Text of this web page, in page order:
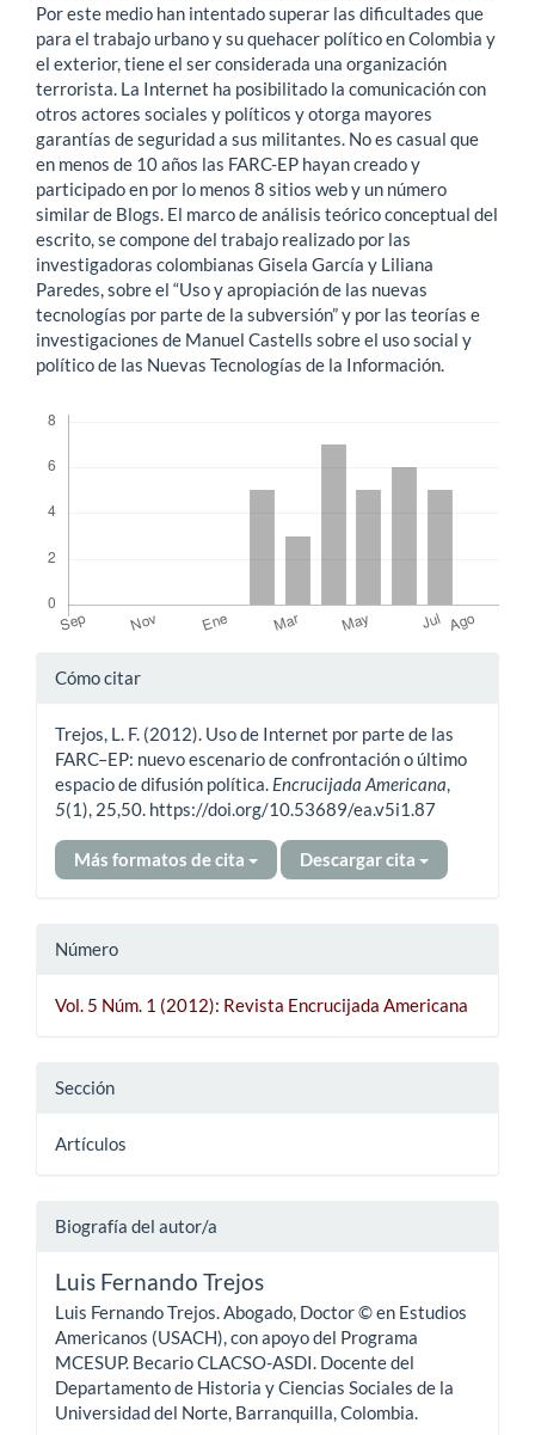
Por este medio han intentado superar las dificultades que
para el trabajo urbano y su quehacer político en Colombia y
el exterior, tiene el ser considerada una organización
terrorista. La Internet ha posibilitado la comunicación con
otros actores sociales y políticos y otorga mayores
garantías de seguridad a sus militantes. No es casual que
en menos de 10 años las FARC-EP hayan creado y
participado en por lo menos 8 sitios web y un número
similar de Blogs. El marco de análisis teórico conceptual del
escrito, se compone del trabajo realizado por las
investigadoras colombianas Gisela García y Liliana
Paredes, sobre el “Uso y apropiación de las nuevas
tecnologías por parte de la subversión” y por las teorías e
investigaciones de Manuel Castells sobre el uso social y
político de las Nuevas Tecnologías de la Información.
Detalles
artículo
Cómo citar
Trejos, L. F. (2012). Uso de Internet por parte de las
FARC–EP: nuevo escenario de confrontación o último
espacio de difusión política. Encrucijada Americana,
5(1), 25,50. https://doi.org/10.53689/ea.v5i1.87
Más formatos de cita Descargar cita
Número
Vol. 5 Núm. 1 (2012): Revista Encrucijada Americana
Sección
Artículos
Biografía del autor/a
Luis Fernando Trejos
Luis Fernando Trejos. Abogado, Doctor © en Estudios
Americanos (USACH), con apoyo del Programa
MCESUP. Becario CLACSO-ASDI. Docente del
Departamento de Historia y Ciencias Sociales de la
Universidad del Norte, Barranquilla, Colombia.